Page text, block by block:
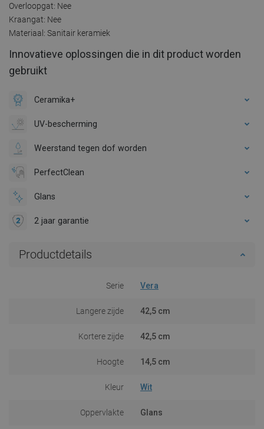
Overloopgat: Nee
Kraangat: Nee
Materiaal: Sanitair keramiek
Innovatieve oplossingen die in dit product worden
gebruikt
Ceramika+
UV-bescherming
Weerstand tegen dof worden
PerfectClean
Glans
2 jaar garantie
Productdetails
Serie Vera
Langere zijde 42,5 cm
Kortere zijde 42,5 cm
Hoogte 14,5 cm
Kleur Wit
Oppervlakte Glans